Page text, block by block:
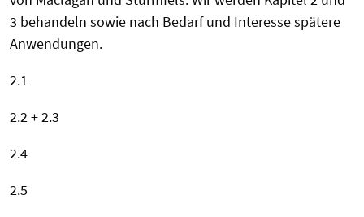
3 behandeln sowie nach Bedarf und Interesse spätere
Anwendungen.
2.1
2.2 + 2.3
2.4
2.5